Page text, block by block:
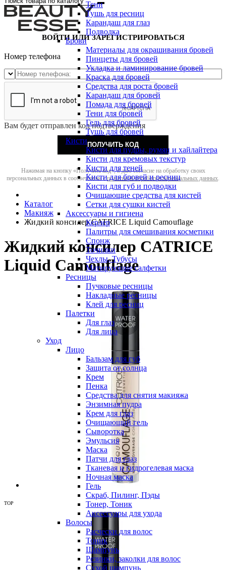
Тени
Тушь для ресниц
Карандаш для глаз
Подводка
Брови
Материалы для окрашивания бровей
Пинцеты для бровей
Укладка и ламинирование бровей
Краска для бровей
Средства для роста бровей
Карандаш для бровей
Помада для бровей
Тени для бровей
Гель для бровей
Тушь для бровей
Кисти
Кисти для пудры, румян и хайлайтера
Кисти для кремовых текстур
Кисти для теней
Кисти для бровей и ресниц
Кисти для губ и подводки
Очищающие средства для кистей
Сетки для сушки кистей
Аксессуары и гигиена
Керлер
Палитры для смешивания косметики
Спонж
Точилки
Чехлы, Тубусы
Матирующие салфетки
Ресницы
Пучковые ресницы
Накладные ресницы
Клей для ресниц
Палетки
Для глаз
Для лица
Уход
Лицо
Бальзам для губ
Защита от солнца
Крем
Пенка
Средства для снятия макияжа
Энзимная пудра
Крем для глаз
Очищающий гель
Сыворотка
Эмульсия
Маска
Патчи для глаз
Тканевая и гидрогелевая маска
Ночная маска
Гель
Скраб, Пилинг, Пэды
Тонер, Тоник
Аксессуары для ухода
Волосы
Расчески для волос
Тоник
Шампунь
Резинки, заколки для волос
Сухой шампунь
ВОЙТИ ИЛИ ЗАРЕГИСТРИРОВАТЬСЯ
Номер телефона
Вам будет отправлен код подтверждения
ПОЛУЧИТЬ КОД
Нажимая на кнопку «Получить код», я даю согласие на обработку своих
персональных данных в соответствии сполитикой обработки персональных данных.
Каталог
Макияж
Жидкий консилер CATRICE Liquid Camouflage
Жидкий консилер CATRICE
Liquid Camouflage
TOP